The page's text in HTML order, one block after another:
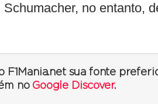
Schumacher, no entanto,
F1Mania.net sua fonte
no Google Discover.